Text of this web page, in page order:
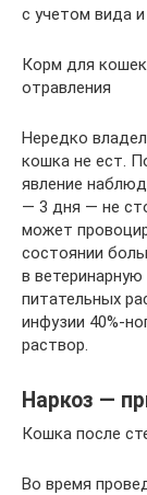
с учетом вида
Корм для
отравления
Нередко
кошка не ест.
явление
— 3 дня — не
может
состоянии
в
питательных
инфузии 40%-
раствор.
Наркоз —
Кошка после
Во время